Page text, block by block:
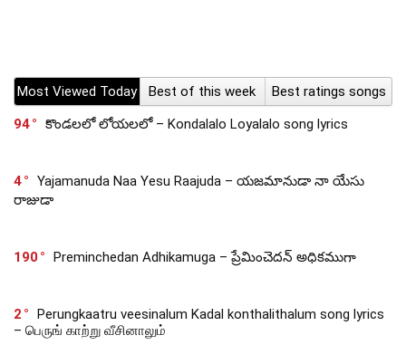
Most Viewed Today Best of this week
Best ratings songs
94
కొండలలో లోయలలో – Kondalalo Loyalalo song lyrics
4
Yajamanuda Naa Yesu Raajuda – యజమానుడా నా యేసు
రాజుడా
190 Preminchedan Adhikamuga – ప్రేమించెదన్ అధికముగా
2
Perungkaatru veesinalum Kadal konthalithalum song lyrics
– பெருங் காற்று வீசினாலும்